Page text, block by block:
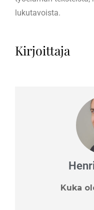
lukutavoista.
Kirjoittaja
Kuka